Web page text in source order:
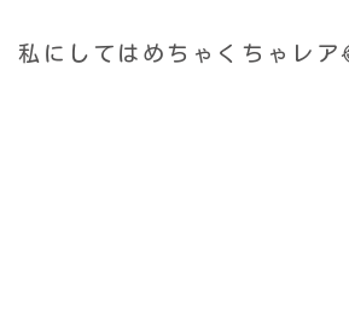
私にしてはめちゃくちゃレア